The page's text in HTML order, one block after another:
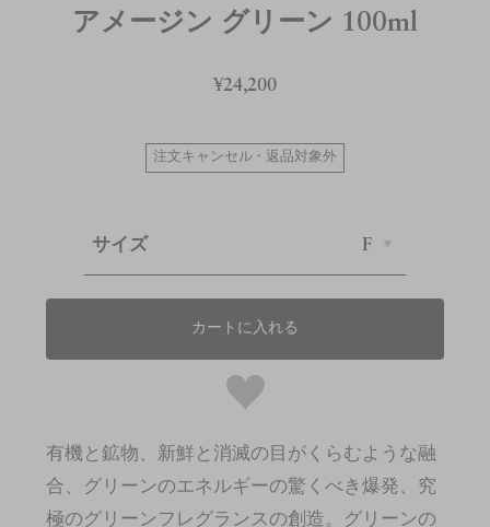
アメージン グリーン 100ml
¥24,200
注文キャンセル・返品対象外
サイズ F
カートに入れる
有機と鉱物、新鮮と消滅の目がくらむような融
合、グリーンのエネルギーの驚くべき爆発、究
極のグリーンフレグランスの創造。グリーンの